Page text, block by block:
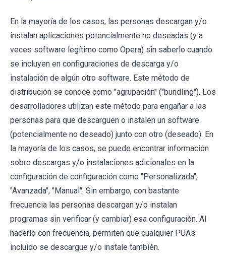
En la mayoría de los casos, las personas descargan y/o
instalan aplicaciones potencialmente no deseadas (y a
veces software legítimo como Opera) sin saberlo cuando
se incluyen en configuraciones de descarga y/o
instalación de algún otro software. Este método de
distribución se conoce como "agrupación" ("bundling"). Los
desarrolladores utilizan este método para engañar a las
personas para que descarguen o instalen un software
(potencialmente no deseado) junto con otro (deseado). En
la mayoría de los casos, se puede encontrar información
sobre descargas y/o instalaciones adicionales en la
configuración de configuración como "Personalizada",
"Avanzada", "Manual". Sin embargo, con bastante
frecuencia las personas descargan y/o instalan
programas sin verificar (y cambiar) esa configuración. Al
hacerlo con frecuencia, permiten que cualquier PUAs
incluido se descargue y/o instale también.